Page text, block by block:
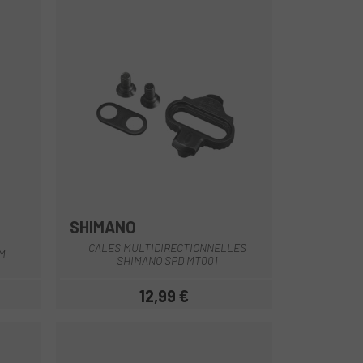
SHIMANO
CALES MULTIDIRECTIONNELLES
SHIMANO SPD MT001
Prix
12,99 €